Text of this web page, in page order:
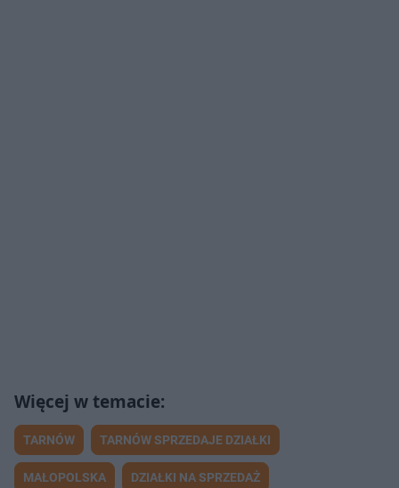
TARNÓW TARNÓW SPRZEDAJE DZIAŁKI
MAŁOPOLSKA DZIAŁKI NA SPRZEDAŻ